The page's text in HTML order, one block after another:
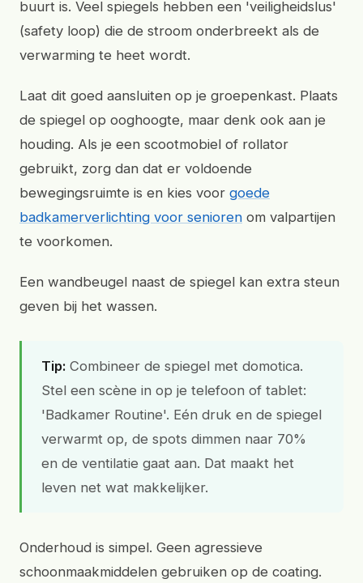
buurt is. Veel spiegels hebben een 'veiligheidslus'
(safety loop) die de stroom onderbreekt als de
verwarming te heet wordt.
Laat dit goed aansluiten op je groepenkast. Plaats
de spiegel op ooghoogte, maar denk ook aan je
houding. Als je een scootmobiel of rollator
gebruikt, zorg dan dat er voldoende
bewegingsruimte is en kies voor goede
badkamerverlichting voor senioren om valpartijen
te voorkomen.
Een wandbeugel naast de spiegel kan extra steun
geven bij het wassen.
Tip: Combineer de spiegel met domotica.
Stel een scène in op je telefoon of tablet:
'Badkamer Routine'. Eén druk en de spiegel
verwarmt op, de spots dimmen naar 70%
en de ventilatie gaat aan. Dat maakt het
leven net wat makkelijker.
Onderhoud is simpel. Geen agressieve
schoonmaakmiddelen gebruiken op de coating.